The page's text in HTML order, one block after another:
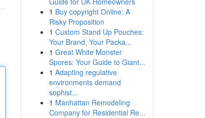
1 Buy copyright Online: A
Risky Proposition
1 Custom Stand Up Pouches:
Your Brand, Your Packa...
1 Great White Monster
Spores: Your Guide to Giant...
1 Adapting regulative
environments demand
sophist...
1 Manhattan Remodeling
Company for Residential Re...